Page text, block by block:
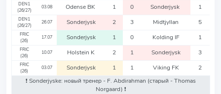
DEN1
(26/27)
03.08 Odense BK 1 0 Sonderjysk 1
DEN1
(26/27)
26.07 Sonderjysk 2 3 Midtjyllan 5
FRIC
(26)
17.07 Sonderjysk 1 0 Kolding IF 1
FRIC
(26)
10.07 Holstein K 2 1 Sonderjysk 3
FRIC
(26)
03.07 Sonderjysk 1 1 Viking FK
2
❗️ Sonderjyske: новый тренер - F. Abdirahman (старый - Thomas
Norgaard) ❗️